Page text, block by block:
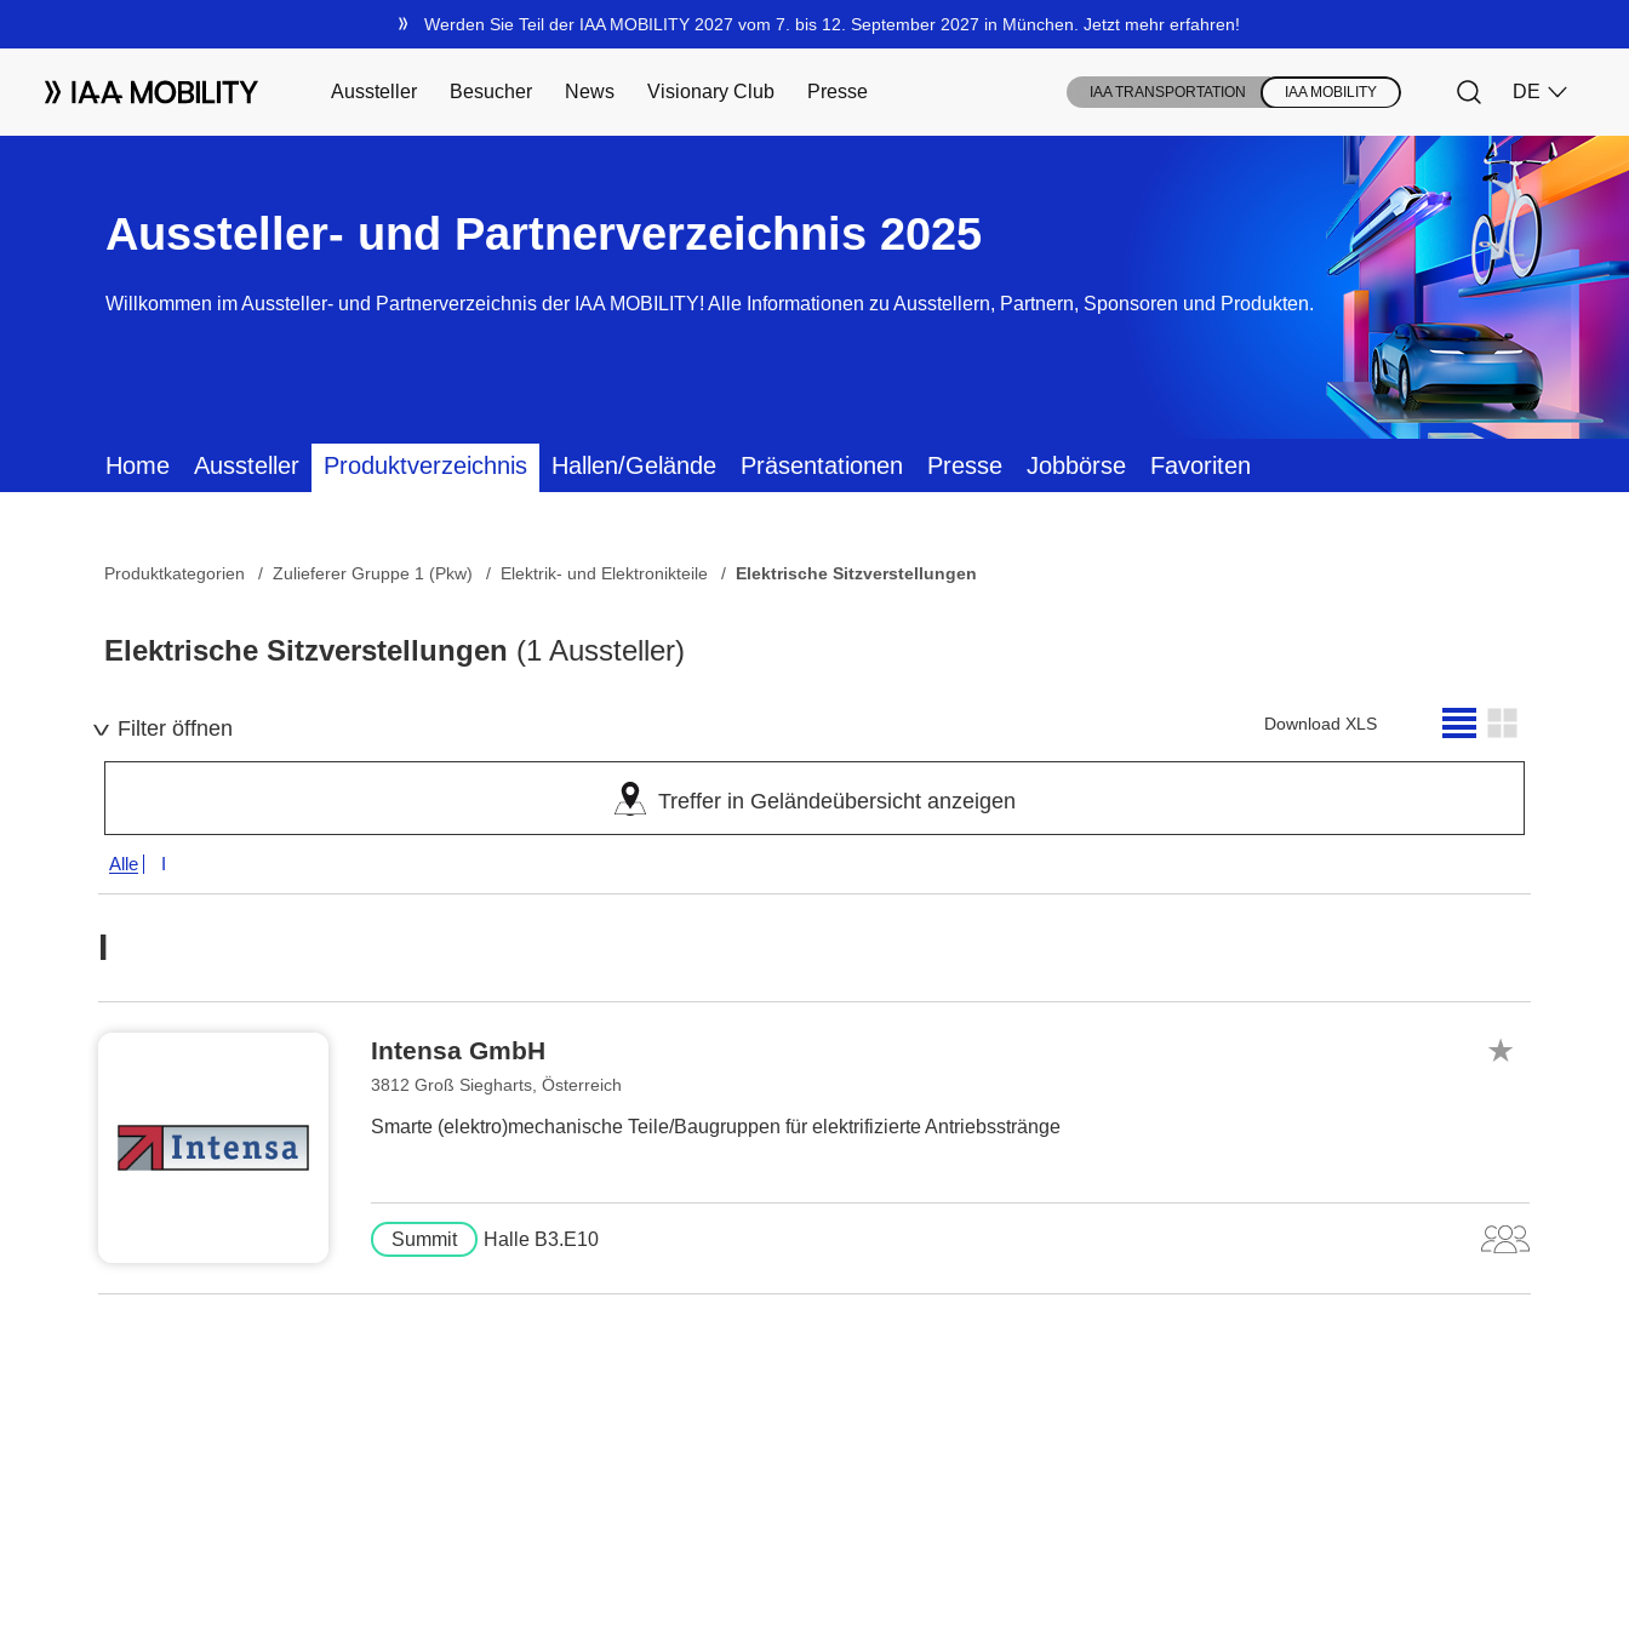
Aussteller- und Partnerverzeichnis 2025
Willkommen im Aussteller- und Partnerverzeichnis der IAA MOBILITY! Alle Informationen zu Ausstellern, Partnern, Sponsoren und Produkten.
Home Aussteller Produktverzeichnis Hallen/Gelände Präsentationen Presse Jobbörse Favoriten
Produktkategorien Zulieferer Gruppe 1 (Pkw) Elektrik- und Elektronikteile Elektrische Sitzverstellungen
Elektrische Sitzverstellungen (1 Aussteller)
Filter öffnen Download XLS
Treffer in Geländeübersicht anzeigen
Alle I
I
Intensa GmbH
3812 Groß Siegharts, Österreich
Smarte (elektro)mechanische Teile/Baugruppen für elektrifizierte Antriebsstränge
Summit Halle B3.E10